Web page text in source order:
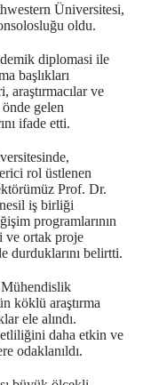
Üniversitesi,
oldu.
diplomasi ile
başlıkları
araştırmacılar ve
gelen
ifade etti.
rol üstlenen
Prof. Dr.
iş birliği
programlarının
ve ortak proje
durduklarını belirtti.
köklü araştırma
ele alındı.
daha etkin ve
odaklanıldı.